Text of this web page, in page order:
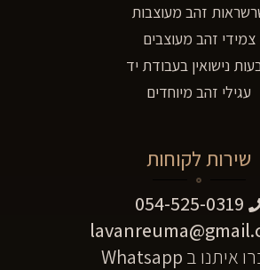
זהב מעוצבות
צמידי זהב מעוצבים
נישואין בעבודת יד
עגילי זהב מיוחדים
שירות לקוחות
054-525-0319
איתנו ב Whatsapp